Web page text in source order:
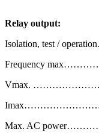
Relay output:
Isolation, test /
Frequency
Vmax.
Max. AC